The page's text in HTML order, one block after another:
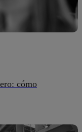
cómo